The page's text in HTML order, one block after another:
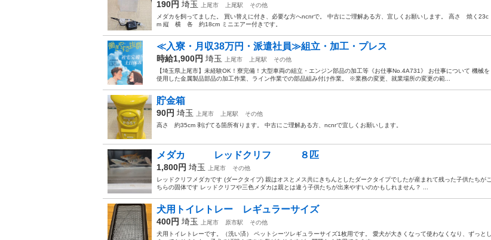
190円 埼玉 上尾市 上尾駅
その他
メダカを飼ってました。 買い替えに付き、必要な方へncnrで。 中古にご理解ある方、宜しくお願いします。 高さ 焼く23c
m 縦 横 各 約18cm ミニエアー付きです。
≪入寮・月収38万円・派遣社員≫組立・加工・プレス
時給1,900円 埼玉 上尾市 上尾駅
その他
【埼玉県上尾市】未経験OK！寮完備！大型車両の組立・エンジン部品の加工等《お仕事No.4A731》 お仕事について 機械を
使用した金属製品部品の加工作業、ライン作業での部品組み付け作業。 ※業務の変更、就業場所の変更の範...
貯金箱
90円 埼玉 上尾市 上尾駅
その他
高さ 約35cm 剥げてる箇所有ります。 中古にご理解ある方、ncnrで宜しくお願いします。
メダカ レッドクリフ ８匹
1,800円 埼玉 上尾市
その他
レッドクリフメダカです (ダークタイプ) 親はオスとメス共にきちんとしたダークタイプでしたが産まれて残った子供たちがこ
ちらの固体です レッドクリフや三色メダカは親とは違う子供たちが出来やすいのかもしれません？ ...
犬用トイレトレー レギュラーサイズ
400円 埼玉 上尾市 原市駅
その他
犬用トイレトレーです。（洗い済） ペットシーツレギュラーサイズ1枚用です。 愛犬が大きくなって使わなくなり、ずっとし